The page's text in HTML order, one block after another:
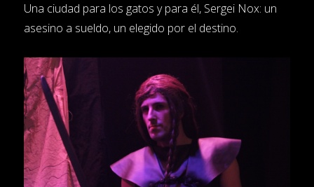
Una ciudad para los gatos y para él, Sergei Nox: un
asesino a sueldo, un elegido por el destino.